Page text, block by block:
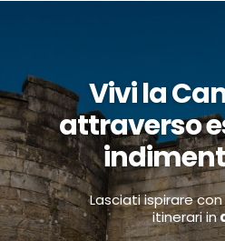
Vivi la
attraverso
Lasciati ispirare
itinerari in